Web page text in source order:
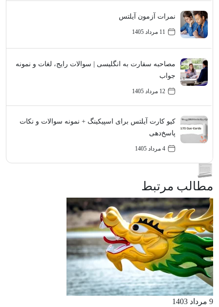
نمرات آزمون آیلتس
11 مرداد 1405
مصاحبه سفارت به انگلیسی | سوالات رایج، لغات و نمونه
جواب
12 مرداد 1405
کیو کارت آیلتس برای اسپیکینگ + نمونه سوالات و نکات
پاسخ‌دهی
4 مرداد 1405
مطالب مرتبط
9 مرداد 1403